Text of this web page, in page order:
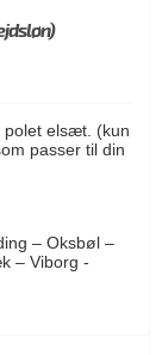
polet elsæt. (kun
passer til din
– Oksbøl –
– Viborg -